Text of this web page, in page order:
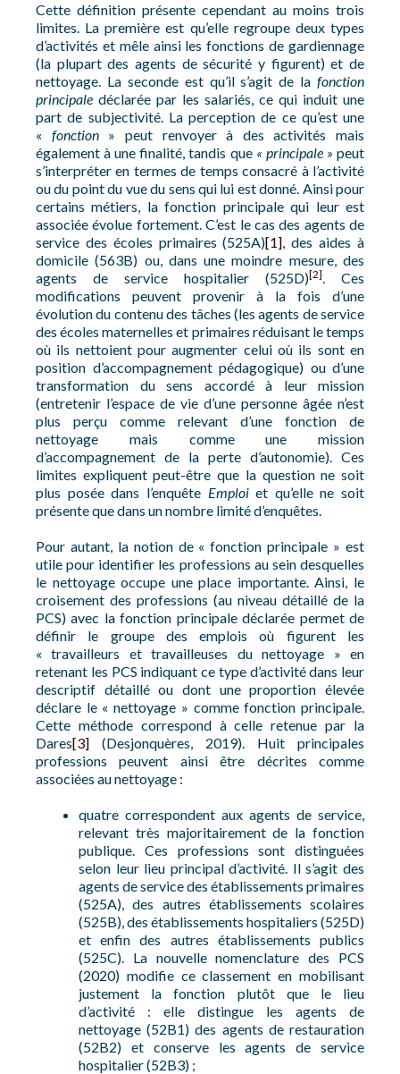
Cette définition présente cependant au moins trois
limites. La première est qu’elle regroupe deux types
d’activités et mêle ainsi les fonctions de gardiennage
(la plupart des agents de sécurité y figurent) et de
nettoyage. La seconde est qu’il s’agit de la fonction
principale déclarée par les salariés, ce qui induit une
part de subjectivité. La perception de ce qu’est une
« fonction » peut renvoyer à des activités mais
également à une finalité, tandis que « principale » peut
s’interpréter en termes de temps consacré à l’activité
ou du point du vue du sens qui lui est donné. Ainsi pour
certains métiers, la fonction principale qui leur est
associée évolue fortement. C’est le cas des agents de
service des écoles primaires (525A)[1], des aides à
domicile (563B) ou, dans une moindre mesure, des
agents de service hospitalier (525D)[2]. Ces
modifications peuvent provenir à la fois d’une
évolution du contenu des tâches (les agents de service
des écoles maternelles et primaires réduisant le temps
où ils nettoient pour augmenter celui où ils sont en
position d’accompagnement pédagogique) ou d’une
transformation du sens accordé à leur mission
(entretenir l’espace de vie d’une personne âgée n’est
plus perçu comme relevant d’une fonction de
nettoyage mais comme une mission
d’accompagnement de la perte d’autonomie). Ces
limites expliquent peut-être que la question ne soit
plus posée dans l’enquête Emploiet qu’elle ne soit
présente que dans un nombre limité d’enquêtes.
Pour autant, la notion de « fonction principale » est
utile pour identifier les professions au sein desquelles
le nettoyage occupe une place importante. Ainsi, le
croisement des professions (au niveau détaillé de la
PCS) avec la fonction principale déclarée permet de
définir le groupe des emplois où figurent les
« travailleurs et travailleuses du nettoyage » en
retenant les PCS indiquant ce type d’activité dans leur
descriptif détaillé ou dont une proportion élevée
déclare le « nettoyage » comme fonction principale.
Cette méthode correspond à celle retenue par la
Dares[3] (Desjonquères, 2019). Huit principales
professions peuvent ainsi être décrites comme
associées au nettoyage :
quatre correspondent aux agents de service,
relevant très majoritairement de la fonction
publique. Ces professions sont distinguées
selon leur lieu principal d’activité. Il s’agit des
agents de service des établissements primaires
(525A), des autres établissements scolaires
(525B), des établissements hospitaliers (525D)
et enfin des autres établissements publics
(525C). La nouvelle nomenclature des PCS
(2020) modifie ce classement en mobilisant
justement la fonction plutôt que le lieu
d’activité : elle distingue les agents de
nettoyage (52B1) des agents de restauration
(52B2) et conserve les agents de service
hospitalier (52B3) ;